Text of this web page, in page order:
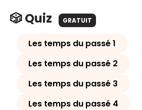
🎲 Quiz GRATUIT
Les temps du passé 1
Les temps du passé 2
Les temps du passé 3
Les temps du passé 4